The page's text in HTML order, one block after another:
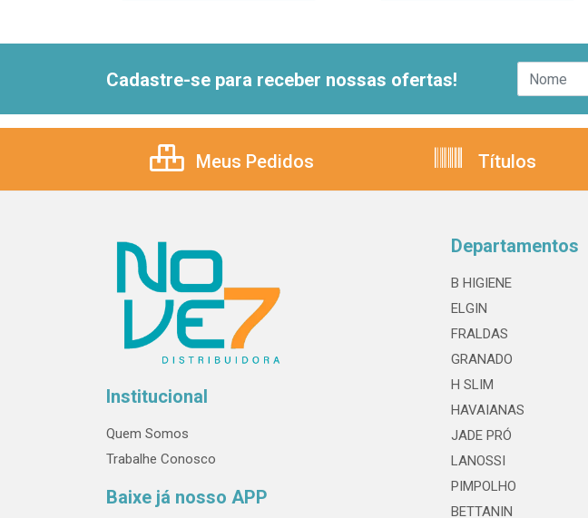
Cadastre-se para receber nossas ofertas!
Meus Pedidos Títulos
Institucional
Quem Somos
Trabalhe Conosco
Baixe já nosso APP
Departamentos
B HIGIENE
ELGIN
FRALDAS
GRANADO
H SLIM
HAVAIANAS
JADE PRÓ
LANOSSI
PIMPOLHO
BETTANIN